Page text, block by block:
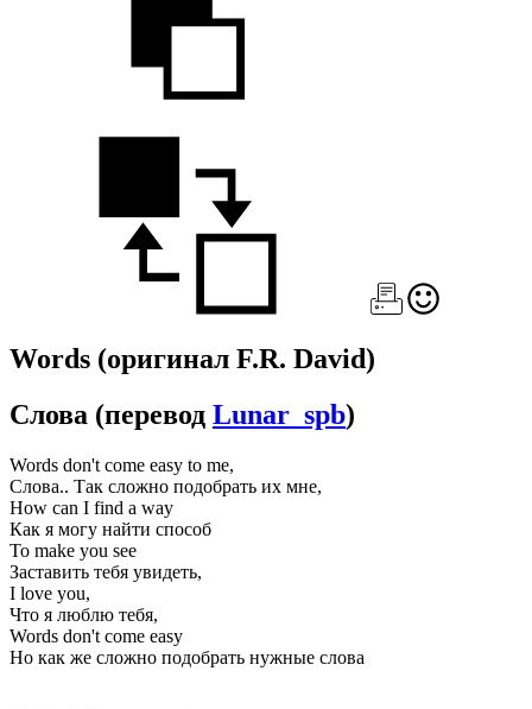
Words (оригинал F.R. David)
Слова (перевод Lunar_spb)
Words don't come easy to me,
Слова.. Так сложно подобрать их мне,
How can I find a way
Как я могу найти способ
To make you see
Заставить тебя увидеть,
I love you,
Что я люблю тебя,
Words don't come easy
Но как же сложно подобрать нужные слова